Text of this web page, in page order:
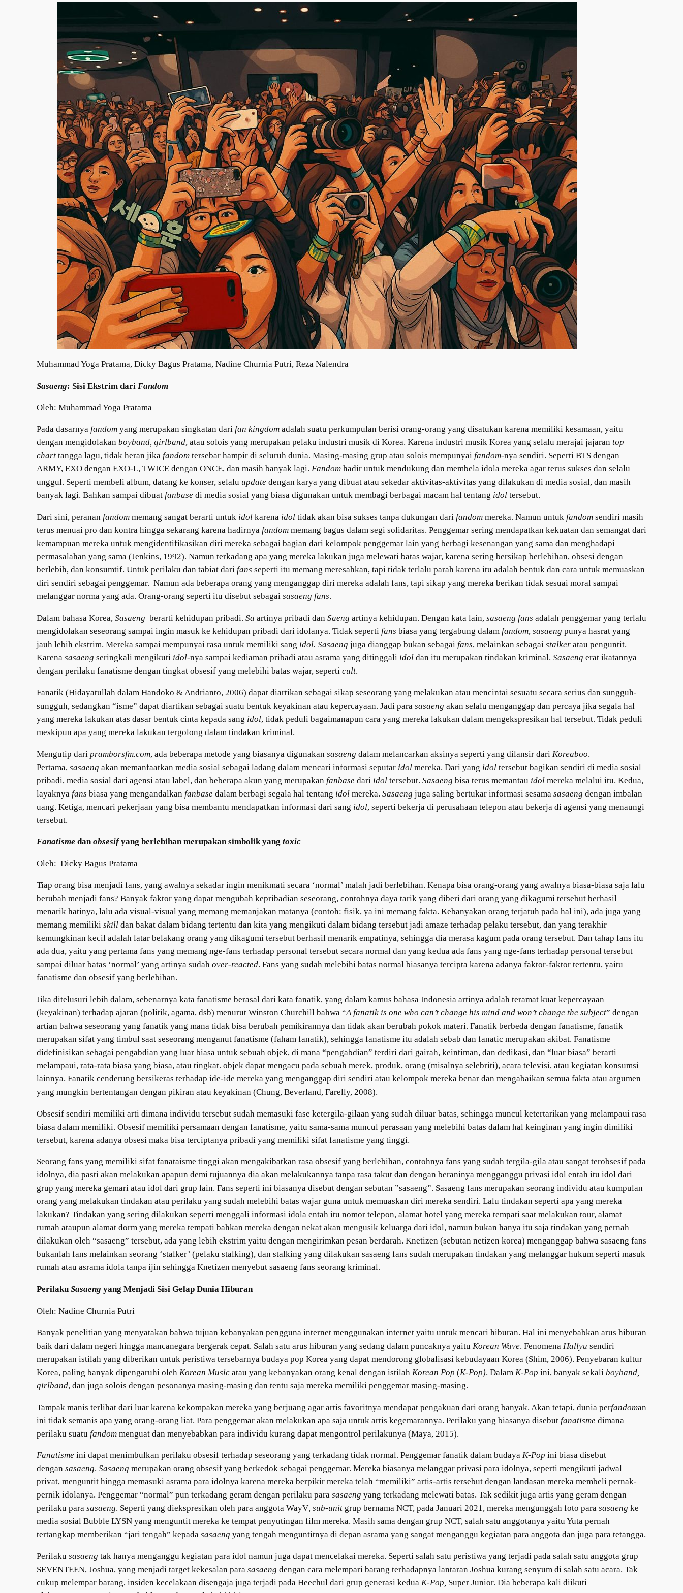
Muhammad Yoga Pratama, Dicky Bagus Pratama, Nadine Churnia Putri, Reza Nalendra
Sasaeng: Sisi Ekstrim dari Fandom
Oleh: Muhammad Yoga Pratama
Pada dasarnya fandom yang merupakan singkatan dari fan kingdom adalah suatu perkumpulan berisi orang-orang yang disatukan karena memiliki kesamaan, yaitu
dengan mengidolakan boyband, girlband, atau solois yang merupakan pelaku industri musik di Korea. Karena industri musik Korea yang selalu merajai jajaran top
chart tangga lagu, tidak heran jika fandom tersebar hampir di seluruh dunia. Masing-masing grup atau solois mempunyai fandom-nya sendiri. Seperti BTS dengan
ARMY, EXO dengan EXO-L, TWICE dengan ONCE, dan masih banyak lagi. Fandom hadir untuk mendukung dan membela idola mereka agar terus sukses dan selalu
unggul. Seperti membeli album, datang ke konser, selalu update dengan karya yang dibuat atau sekedar aktivitas-aktivitas yang dilakukan di media sosial, dan masih
banyak lagi. Bahkan sampai dibuat fanbase di media sosial yang biasa digunakan untuk membagi berbagai macam hal tentang idol tersebut.
Dari sini, peranan fandom memang sangat berarti untuk idol karena idol tidak akan bisa sukses tanpa dukungan dari fandom mereka. Namun untuk fandom sendiri masih
terus menuai pro dan kontra hingga sekarang karena hadirnya fandom memang bagus dalam segi solidaritas. Penggemar sering mendapatkan kekuatan dan semangat dari
kemampuan mereka untuk mengidentifikasikan diri mereka sebagai bagian dari kelompok penggemar lain yang berbagi kesenangan yang sama dan menghadapi
permasalahan yang sama (Jenkins, 1992). Namun terkadang apa yang mereka lakukan juga melewati batas wajar, karena sering bersikap berlebihan, obsesi dengan
berlebih, dan konsumtif. Untuk perilaku dan tabiat dari fans seperti itu memang meresahkan, tapi tidak terlalu parah karena itu adalah bentuk dan cara untuk memuaskan
diri sendiri sebagai penggemar. Namun ada beberapa orang yang menganggap diri mereka adalah fans, tapi sikap yang mereka berikan tidak sesuai moral sampai
melanggar norma yang ada. Orang-orang seperti itu disebut sebagai sasaeng fans.
Dalam bahasa Korea, Sasaeng berarti kehidupan pribadi. Sa artinya pribadi dan Saeng artinya kehidupan. Dengan kata lain, sasaeng fans adalah penggemar yang terlalu
mengidolakan seseorang sampai ingin masuk ke kehidupan pribadi dari idolanya. Tidak seperti fans biasa yang tergabung dalam fandom, sasaeng punya hasrat yang
jauh lebih ekstrim. Mereka sampai mempunyai rasa untuk memiliki sang idol. Sasaeng juga dianggap bukan sebagai fans, melainkan sebagai stalker atau penguntit.
Karena sasaeng seringkali mengikuti idol-nya sampai kediaman pribadi atau asrama yang ditinggali idol dan itu merupakan tindakan kriminal. Sasaeng erat ikatannya
dengan perilaku fanatisme dengan tingkat obsesif yang melebihi batas wajar, seperti cult.
Fanatik (Hidayatullah dalam Handoko & Andrianto, 2006) dapat diartikan sebagai sikap seseorang yang melakukan atau mencintai sesuatu secara serius dan sungguh-
sungguh, sedangkan “isme” dapat diartikan sebagai suatu bentuk keyakinan atau kepercayaan. Jadi para sasaeng akan selalu menganggap dan percaya jika segala hal
yang mereka lakukan atas dasar bentuk cinta kepada sang idol, tidak peduli bagaimanapun cara yang mereka lakukan dalam mengekspresikan hal tersebut. Tidak peduli
meskipun apa yang mereka lakukan tergolong dalam tindakan kriminal.
Mengutip dari pramborsfm.com, ada beberapa metode yang biasanya digunakan sasaeng dalam melancarkan aksinya seperti yang dilansir dari Koreaboo.
Pertama, sasaeng akan memanfaatkan media sosial sebagai ladang dalam mencari informasi seputar idol mereka. Dari yang idol tersebut bagikan sendiri di media sosial
pribadi, media sosial dari agensi atau label, dan beberapa akun yang merupakan fanbase dari idol tersebut. Sasaeng bisa terus memantau idol mereka melalui itu. Kedua,
layaknya fans biasa yang mengandalkan fanbase dalam berbagi segala hal tentang idol mereka. Sasaeng juga saling bertukar informasi sesama sasaeng dengan imbalan
uang. Ketiga, mencari pekerjaan yang bisa membantu mendapatkan informasi dari sang idol, seperti bekerja di perusahaan telepon atau bekerja di agensi yang menaungi
tersebut.
Fanatisme danobsesifyang berlebihan merupakan simbolik yang toxic
Oleh: Dicky Bagus Pratama
Tiap orang bisa menjadi fans, yang awalnya sekadar ingin menikmati secara ‘normal’ malah jadi berlebihan. Kenapa bisa orang-orang yang awalnya biasa-biasa saja lalu
berubah menjadi fans? Banyak faktor yang dapat mengubah kepribadian seseorang, contohnya daya tarik yang diberi dari orang yang dikagumi tersebut berhasil
menarik hatinya, lalu ada visual-visual yang memang memanjakan matanya (contoh: fisik, ya ini memang fakta. Kebanyakan orang terjatuh pada hal ini), ada juga yang
memang memiliki skill dan bakat dalam bidang tertentu dan kita yang mengikuti dalam bidang tersebut jadi amaze terhadap pelaku tersebut, dan yang terakhir
kemungkinan kecil adalah latar belakang orang yang dikagumi tersebut berhasil menarik empatinya, sehingga dia merasa kagum pada orang tersebut. Dan tahap fans itu
ada dua, yaitu yang pertama fans yang memang nge-fans terhadap personal tersebut secara normal dan yang kedua ada fans yang nge-fans terhadap personal tersebut
sampai diluar batas ‘normal’ yang artinya sudah over-reacted. Fans yang sudah melebihi batas normal biasanya tercipta karena adanya faktor-faktor tertentu, yaitu
fanatisme dan obsesif yang berlebihan.
Jika ditelusuri lebih dalam, sebenarnya kata fanatisme berasal dari kata fanatik, yang dalam kamus bahasa Indonesia artinya adalah teramat kuat kepercayaan
(keyakinan) terhadap ajaran (politik, agama, dsb) menurut Winston Churchill bahwa “A fanatik is one who can’t change his mind and won’t change the subject” dengan
artian bahwa seseorang yang fanatik yang mana tidak bisa berubah pemikirannya dan tidak akan berubah pokok materi. Fanatik berbeda dengan fanatisme, fanatik
merupakan sifat yang timbul saat seseorang menganut fanatisme (faham fanatik), sehingga fanatisme itu adalah sebab dan fanatic merupakan akibat. Fanatisme
didefinisikan sebagai pengabdian yang luar biasa untuk sebuah objek, di mana “pengabdian” terdiri dari gairah, keintiman, dan dedikasi, dan “luar biasa” berarti
melampaui, rata-rata biasa yang biasa, atau tingkat. objek dapat mengacu pada sebuah merek, produk, orang (misalnya selebriti), acara televisi, atau kegiatan konsumsi
lainnya. Fanatik cenderung bersikeras terhadap ide-ide mereka yang menganggap diri sendiri atau kelompok mereka benar dan mengabaikan semua fakta atau argumen
yang mungkin bertentangan dengan pikiran atau keyakinan (Chung, Beverland, Farelly, 2008).
Obsesif sendiri memiliki arti dimana individu tersebut sudah memasuki fase ketergila-gilaan yang sudah diluar batas, sehingga muncul ketertarikan yang melampaui rasa
biasa dalam memiliki. Obsesif memiliki persamaan dengan fanatisme, yaitu sama-sama muncul perasaan yang melebihi batas dalam hal keinginan yang ingin dimiliki
tersebut, karena adanya obsesi maka bisa terciptanya pribadi yang memiliki sifat fanatisme yang tinggi.
Seorang fans yang memiliki sifat fanataisme tinggi akan mengakibatkan rasa obsesif yang berlebihan, contohnya fans yang sudah tergila-gila atau sangat terobsesif pada
idolnya, dia pasti akan melakukan apapun demi tujuannya dia akan melakukannya tanpa rasa takut dan dengan beraninya mengganggu privasi idol entah itu idol dari
grup yang mereka gemari atau idol dari grup lain. Fans seperti ini biasanya disebut dengan sebutan ”sasaeng”. Sasaeng fans merupakan seorang individu atau kumpulan
orang yang melakukan tindakan atau perilaku yang sudah melebihi batas wajar guna untuk memuaskan diri mereka sendiri. Lalu tindakan seperti apa yang mereka
lakukan? Tindakan yang sering dilakukan seperti menggali informasi idola entah itu nomor telepon, alamat hotel yang mereka tempati saat melakukan tour, alamat
rumah ataupun alamat dorm yang mereka tempati bahkan mereka dengan nekat akan mengusik keluarga dari idol, namun bukan hanya itu saja tindakan yang pernah
dilakukan oleh “sasaeng” tersebut, ada yang lebih ekstrim yaitu dengan mengirimkan pesan berdarah. Knetizen (sebutan netizen korea) menganggap bahwa sasaeng fans
bukanlah fans melainkan seorang ‘stalker’ (pelaku stalking), dan stalking yang dilakukan sasaeng fans sudah merupakan tindakan yang melanggar hukum seperti masuk
rumah atau asrama idola tanpa ijin sehingga Knetizen menyebut sasaeng fans seorang kriminal.
Perilaku Sasaeng yang Menjadi Sisi Gelap Dunia Hiburan
Oleh: Nadine Churnia Putri
Banyak penelitian yang menyatakan bahwa tujuan kebanyakan pengguna internet menggunakan internet yaitu untuk mencari hiburan. Hal ini menyebabkan arus hiburan
baik dari dalam negeri hingga mancanegara bergerak cepat. Salah satu arus hiburan yang sedang dalam puncaknya yaitu Korean Wave. Fenomena Hallyu sendiri
merupakan istilah yang diberikan untuk peristiwa tersebarnya budaya pop Korea yang dapat mendorong globalisasi kebudayaan Korea (Shim, 2006). Penyebaran kultur
Korea, paling banyak dipengaruhi oleh Korean Music atau yang kebanyakan orang kenal dengan istilah Korean Pop (K-Pop). Dalam K-Pop ini, banyak sekali boyband,
girlband, dan juga solois dengan pesonanya masing-masing dan tentu saja mereka memiliki penggemar masing-masing.
Tampak manis terlihat dari luar karena kekompakan mereka yang berjuang agar artis favoritnya mendapat pengakuan dari orang banyak. Akan tetapi, dunia perfandoman
ini tidak semanis apa yang orang-orang liat. Para penggemar akan melakukan apa saja untuk artis kegemarannya. Perilaku yang biasanya disebut fanatisme dimana
perilaku suatu fandom menguat dan menyebabkan para individu kurang dapat mengontrol perilakunya (Maya, 2015).
Fanatisme ini dapat menimbulkan perilaku obsesif terhadap seseorang yang terkadang tidak normal. Penggemar fanatik dalam budaya K-Pop ini biasa disebut
dengan sasaeng. Sasaeng merupakan orang obsesif yang berkedok sebagai penggemar. Mereka biasanya melanggar privasi para idolnya, seperti mengikuti jadwal
privat, menguntit hingga memasuki asrama para idolnya karena mereka berpikir mereka telah “memiliki” artis-artis tersebut dengan landasan mereka membeli pernak-
pernik idolanya. Penggemar “normal” pun terkadang geram dengan perilaku para sasaeng yang terkadang melewati batas. Tak sedikit juga artis yang geram dengan
perilaku para sasaeng. Seperti yang diekspresikan oleh para anggota WayV, sub-unit grup bernama NCT, pada Januari 2021, mereka mengunggah foto para sasaeng ke
media sosial Bubble LYSN yang menguntit mereka ke tempat penyutingan film mereka. Masih sama dengan grup NCT, salah satu anggotanya yaitu Yuta pernah
tertangkap memberikan “jari tengah” kepada sasaeng yang tengah menguntitnya di depan asrama yang sangat menganggu kegiatan para anggota dan juga para tetangga.
Perilaku sasaeng tak hanya menganggu kegiatan para idol namun juga dapat mencelakai mereka. Seperti salah satu peristiwa yang terjadi pada salah satu anggota grup
SEVENTEEN, Joshua, yang menjadi target kekesalan para sasaeng dengan cara melempari barang terhadapnya lantaran Joshua kurang senyum di salah satu acara. Tak
cukup melempar barang, insiden kecelakaan disengaja juga terjadi pada Heechul dari grup generasi kedua K-Pop, Super Junior. Dia beberapa kali diikuti